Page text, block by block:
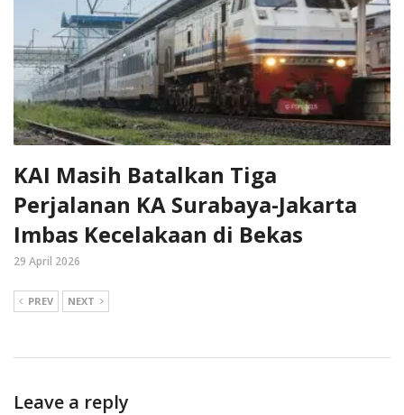
KAI Masih Batalkan Tiga
Perjalanan KA Surabaya-Jakarta
Imbas Kecelakaan di Bekas
29 April 2026
PREV NEXT
Leave a reply